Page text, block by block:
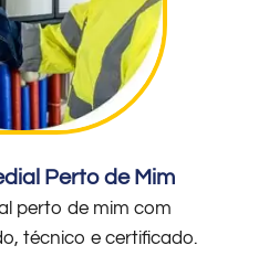
Perto de Mim
perto de mim com
técnico e certificado.